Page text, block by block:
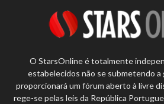
O StarsOnline é totalmente
estabelecidos não se submetendo a
proporcionará um fórum aberto à livre
rege-se pelas leis da República